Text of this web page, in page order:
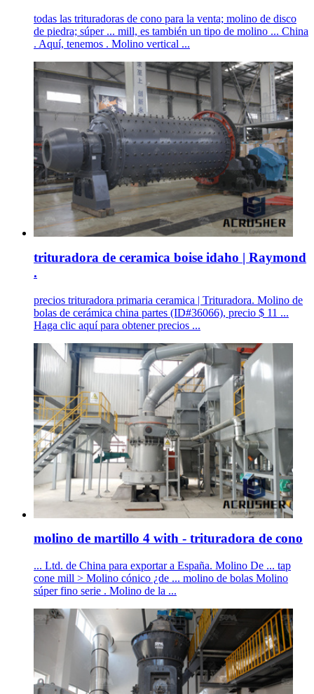
todas las trituradoras de cono para la venta; molino de disco
de piedra; súper ... mill, es también un tipo de molino ... China
. Aquí, tenemos . Molino vertical ...
trituradora de ceramica boise idaho | Raymond
.
precios trituradora primaria ceramica | Trituradora. Molino de
bolas de cerámica china partes (ID#36066), precio $ 11 ...
Haga clic aquí para obtener precios ...
molino de martillo 4 with - trituradora de cono
... Ltd. de China para exportar a España. Molino De ... tap
cone mill > Molino cónico ¿de ... molino de bolas Molino
súper fino serie . Molino de la ...